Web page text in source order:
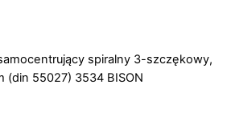
spiralny 3-szczękowy,
(din 55027) 3534 BISON